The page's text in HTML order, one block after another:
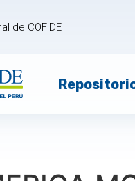
de COFIDE